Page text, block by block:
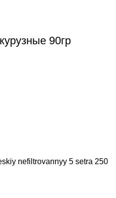
90гр